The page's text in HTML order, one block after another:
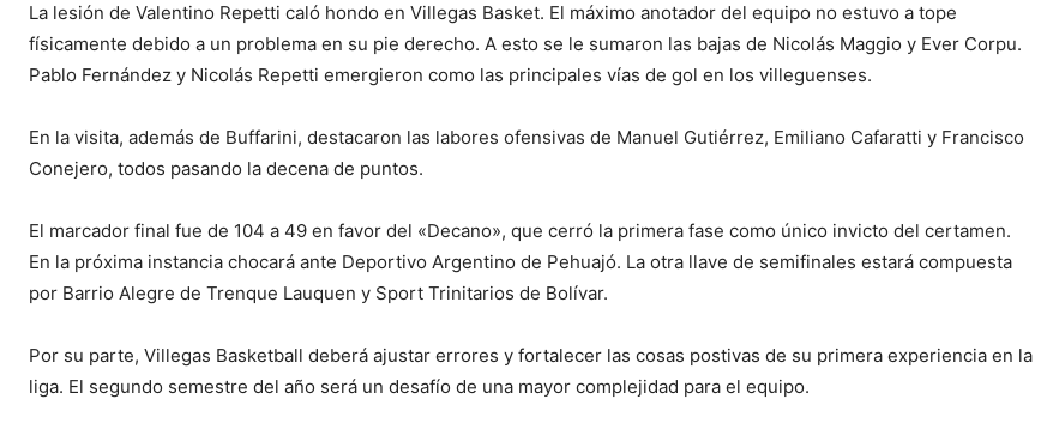
La lesión de Valentino Repetti caló hondo en Villegas Basket. El máximo anotador del equipo no estuvo a tope
físicamente debido a un problema en su pie derecho. A esto se le sumaron las bajas de Nicolás Maggio y Ever Corpu.
Pablo Fernández y Nicolás Repetti emergieron como las principales vías de gol en los villeguenses.
En la visita, además de Buffarini, destacaron las labores ofensivas de Manuel Gutiérrez, Emiliano Cafaratti y Francisco
Conejero, todos pasando la decena de puntos.
El marcador final fue de 104 a 49 en favor del «Decano», que cerró la primera fase como único invicto del certamen.
En la próxima instancia chocará ante Deportivo Argentino de Pehuajó. La otra llave de semifinales estará compuesta
por Barrio Alegre de Trenque Lauquen y Sport Trinitarios de Bolívar.
Por su parte, Villegas Basketball deberá ajustar errores y fortalecer las cosas postivas de su primera experiencia en la
liga. El segundo semestre del año será un desafío de una mayor complejidad para el equipo.